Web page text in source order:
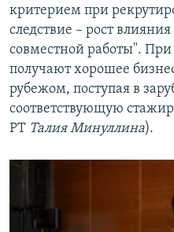
критерием при
следствие – рост
совместной работы".
получают хорошее
рубежом, поступая в
соответствующую
РТ Талия Минуллина).